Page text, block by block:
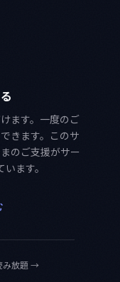
ます。一度のご
きます。このサ
のご支援がサー
ます。
み放題→